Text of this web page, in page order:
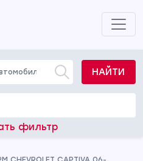
НАЙТИ
фильтр